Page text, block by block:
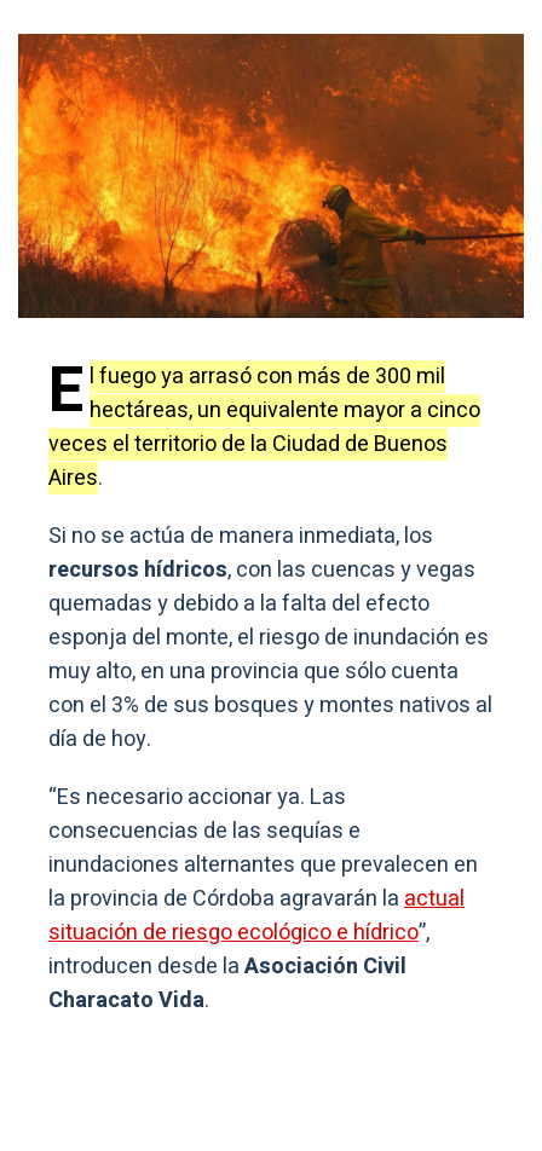
E l fuego ya arrasó con más de 300 mil
hectáreas, un equivalente mayor a cinco
veces el territorio de la Ciudad de Buenos
Aires.
Si no se actúa de manera inmediata, los
recursos hídricos, con las cuencas y vegas
quemadas y debido a la falta del efecto
esponja del monte, el riesgo de inundación es
muy alto, en una provincia que sólo cuenta
con el 3% de sus bosques y montes nativos al
día de hoy.
“Es necesario accionar ya. Las
consecuencias de las sequías e
inundaciones alternantes que prevalecen en
la provincia de Córdoba agravarán laactual
situación de riesgo ecológico e hídrico”,
introducen desde laAsociación Civil
Characato Vida.